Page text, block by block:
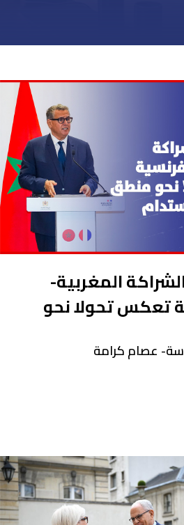
المغربية-
تعكس تحولا نحو
مستدام
عصام كرامة